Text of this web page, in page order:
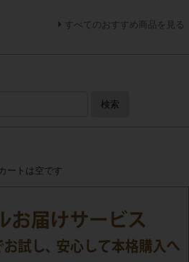
すべてのおすすめ商品を見る
検索
カートは空です